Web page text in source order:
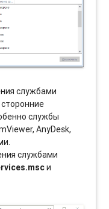
службами
службы
AnyDesk,
службами
и